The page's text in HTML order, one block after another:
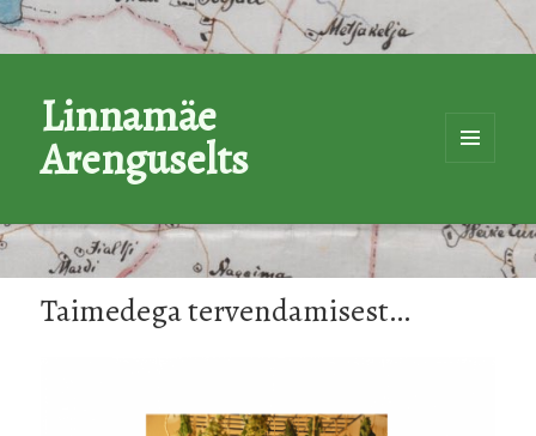
Linnamäe
Arenguselts
Taimedega tervendamisest…